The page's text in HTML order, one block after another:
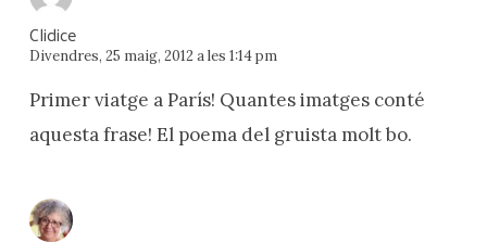
Clidice
Divendres, 25 maig, 2012 a les 1:14 pm
Primer viatge a París! Quantes imatges conté
aquesta frase! El poema del gruista molt bo.